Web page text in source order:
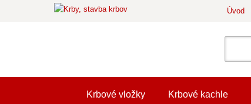
Úvod
Krbové vložky Krbové kachle